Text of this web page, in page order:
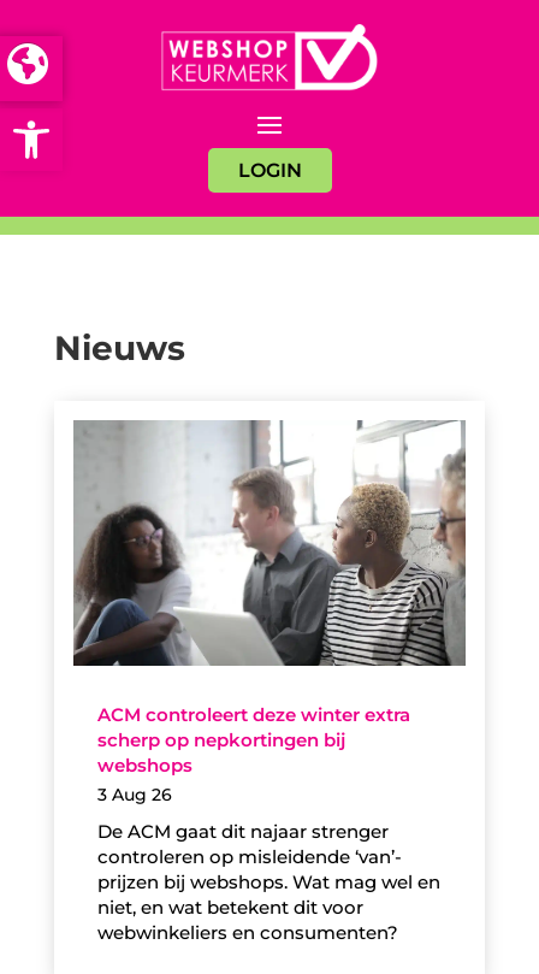
Open toolbar
LOGIN
Nieuws
ACM controleert deze winter extra
scherp op nepkortingen bij
webshops
3 Aug 26
De ACM gaat dit najaar strenger
controleren op misleidende ‘van’-
prijzen bij webshops. Wat mag wel en
niet, en wat betekent dit voor
webwinkeliers en consumenten?